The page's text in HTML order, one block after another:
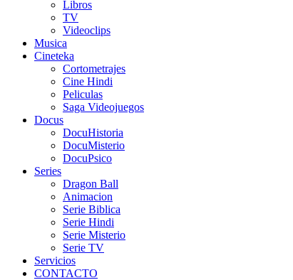
Libros
TV
Videoclips
Musica
Cineteka
Cortometrajes
Cine Hindi
Peliculas
Saga Videojuegos
Docus
DocuHistoria
DocuMisterio
DocuPsico
Series
Dragon Ball
Animacion
Serie Biblica
Serie Hindi
Serie Misterio
Serie TV
Servicios
CONTACTO